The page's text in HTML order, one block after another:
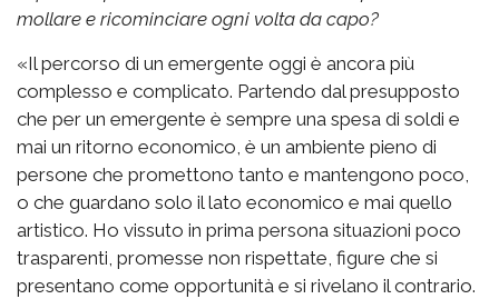
mollare e ricominciare ogni volta da capo?
«Il percorso di un emergente oggi è ancora più
complesso e complicato. Partendo dal presupposto
che per un emergente è sempre una spesa di soldi e
mai un ritorno economico, è un ambiente pieno di
persone che promettono tanto e mantengono poco,
o che guardano solo il lato economico e mai quello
artistico. Ho vissuto in prima persona situazioni poco
trasparenti, promesse non rispettate, figure che si
presentano come opportunità e si rivelano il contrario.